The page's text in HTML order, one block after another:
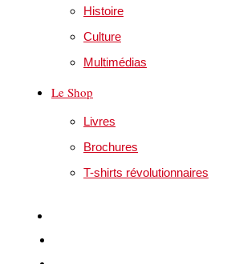
Histoire
Culture
Multimédias
Le Shop
Livres
Brochures
T-shirts révolutionnaires